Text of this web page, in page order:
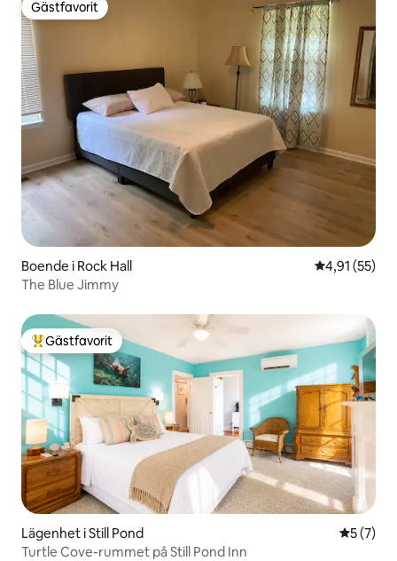
Gästfavorit
Gästfavorit
Boende i Rock Hall 4,91 av 5 i
4,91 (55)
The Blue Jimmy
Populär gästfavorit
Gästfavorit
Lägenhet i Still Pond 5 av 5 i
5 (7)
Turtle Cove-rummet på Still Pond Inn